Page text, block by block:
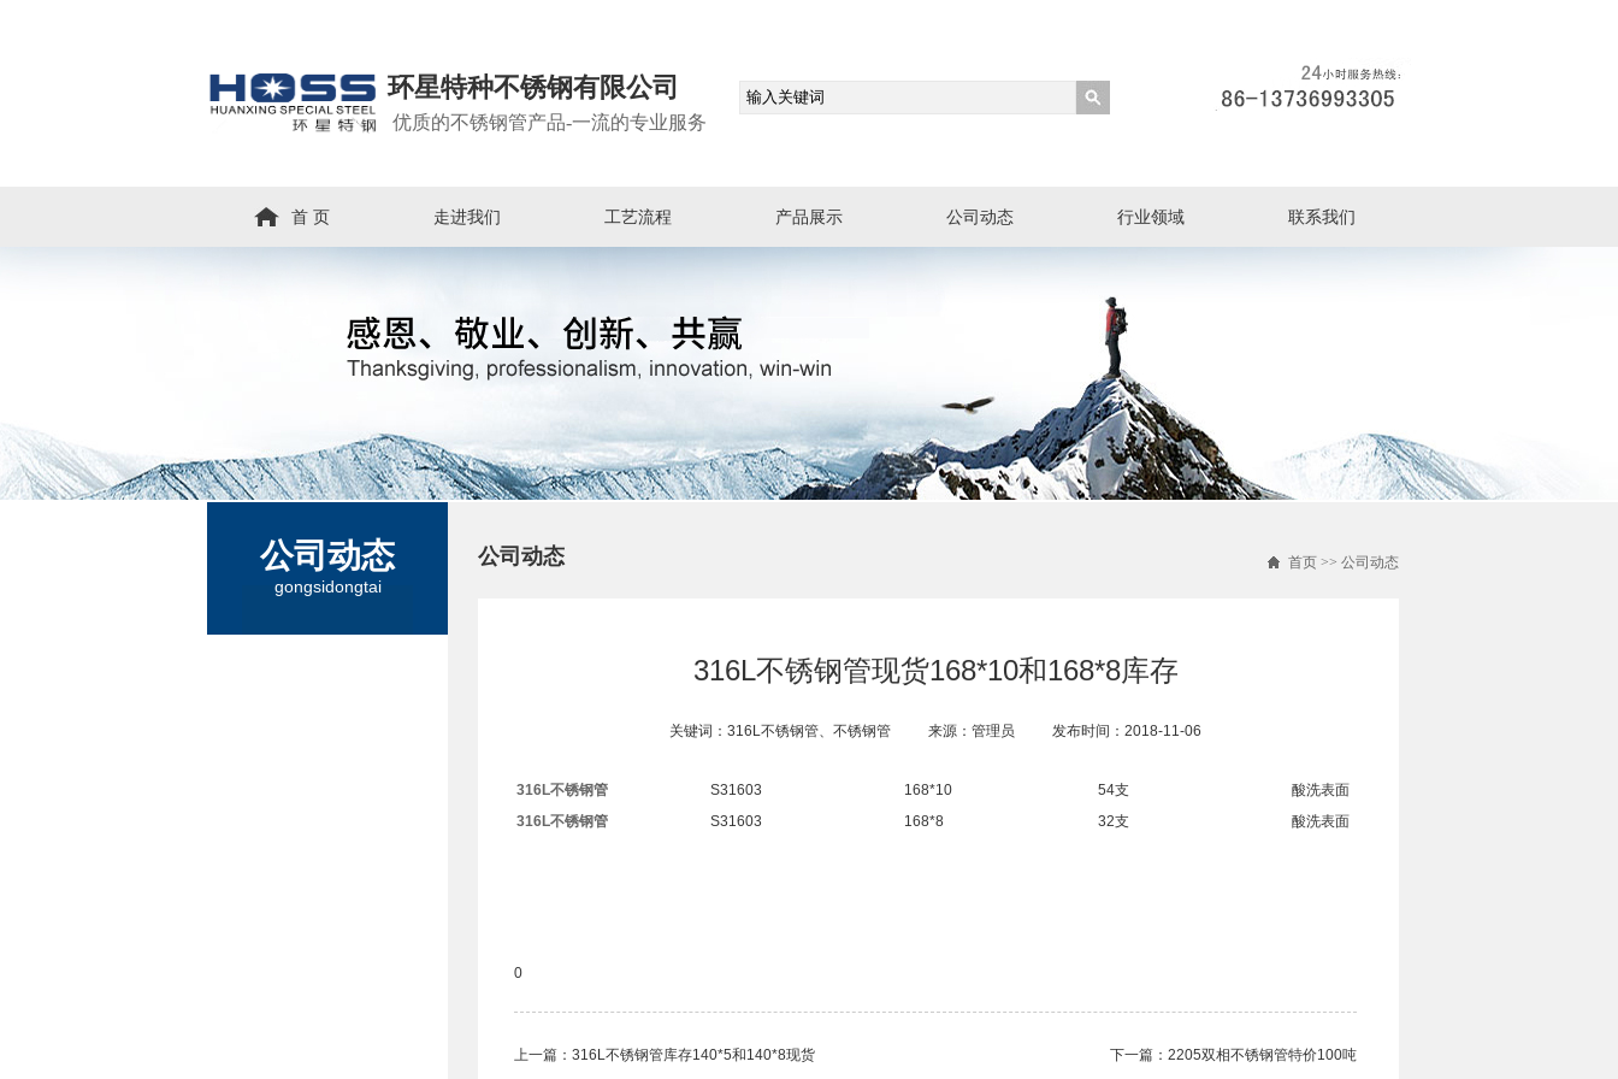
环星特种不锈钢有限公司
优质的不锈钢管产品-一流的专业服务
首 页 走进我们 工艺流程 产品展示 公司动态 行业领域 联系我们
公司动态
gongsidongtai
公司动态 首页 >> 公司动态
316L不锈钢管现货168*10和168*8库存
关键词：316L不锈钢管、不锈钢管 来源：管理员 发布时间：2018-11-06
316L不锈钢管 S31603 168*10 54支
酸洗表面
316L不锈钢管
S31603 168*8 32支 酸洗表面
0
上一篇： 316L不锈钢管库存140*5和140*8现货 下一篇： 2205双相不锈钢管​特价100吨